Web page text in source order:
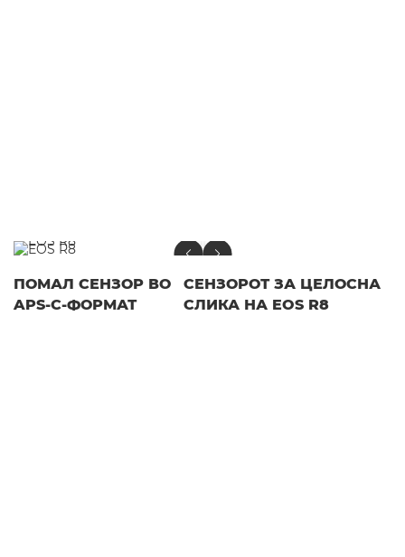
ПОМАЛ СЕНЗОР ВО
APS-C-ФОРМАТ
СЕНЗОРОТ ЗА ЦЕЛОСНА
СЛИКА НА EOS R8